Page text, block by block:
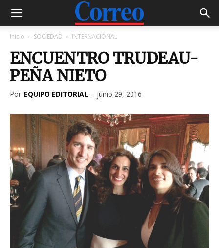
Inicio SOCIEDAD INTERNACIONAL
ENCUENTRO TRUDEAU-
PEÑA NIETO
Por EQUIPO EDITORIAL - junio 29, 2016